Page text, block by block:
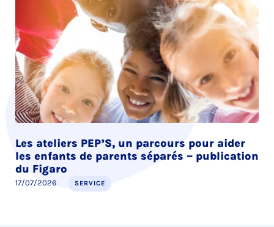
Les ateliers PEP’S, un parcours pour aider
les enfants de parents séparés – publication
du Figaro
17/07/2026 SERVICE